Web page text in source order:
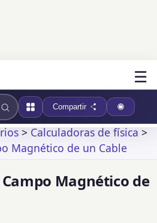
☰
Compartir
>Calculadoras de física>
Magnético de un Cable
Magnético de